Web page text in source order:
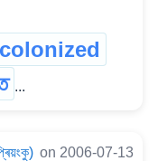
colonized
...
on 2006-07-13